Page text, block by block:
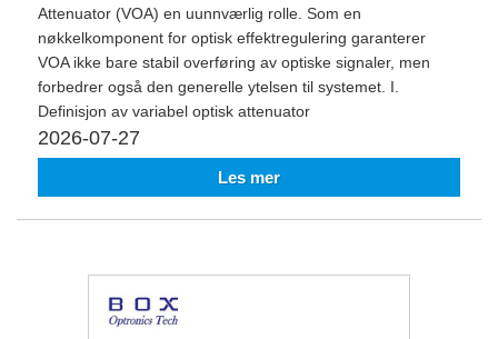
Attenuator (VOA) en uunnværlig rolle. Som en
nøkkelkomponent for optisk effektregulering garanterer
VOA ikke bare stabil overføring av optiske signaler, men
forbedrer også den generelle ytelsen til systemet. I.
Definisjon av variabel optisk attenuator
2026-07-27
Les mer